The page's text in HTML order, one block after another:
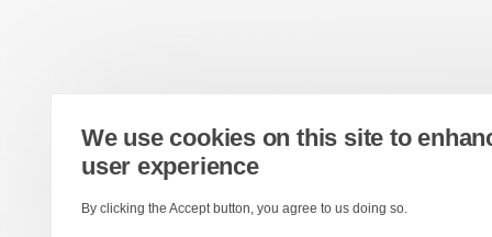
We use cookies on this site to
user experience
By clicking the Accept button, you agree to us doing so.